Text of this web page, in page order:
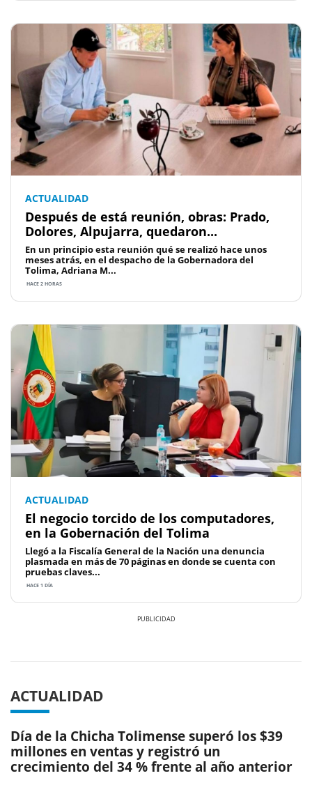
ACTUALIDAD
Después de está reunión, obras: Prado,
Dolores, Alpujarra, quedaron...
En un principio esta reunión qué se realizó hace unos
meses atrás, en el despacho de la Gobernadora del
Tolima, Adriana M...
HACE 2 HORAS
ACTUALIDAD
El negocio torcido de los computadores,
en la Gobernación del Tolima
Llegó a la Fiscalía General de la Nación una denuncia
plasmada en más de 70 páginas en donde se cuenta con
pruebas claves...
HACE 1 DÍA
ACTUALIDAD
Día de la Chicha Tolimense superó los $39
millones en ventas y registró un
crecimiento del 34 % frente al año anterior